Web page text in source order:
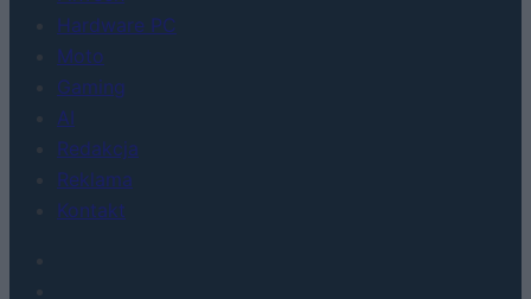
Hardware PC
Moto
Gaming
AI
Redakcja
Reklama
Kontakt